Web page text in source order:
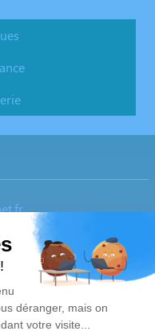
Hortense Teillet -
utiles
décès